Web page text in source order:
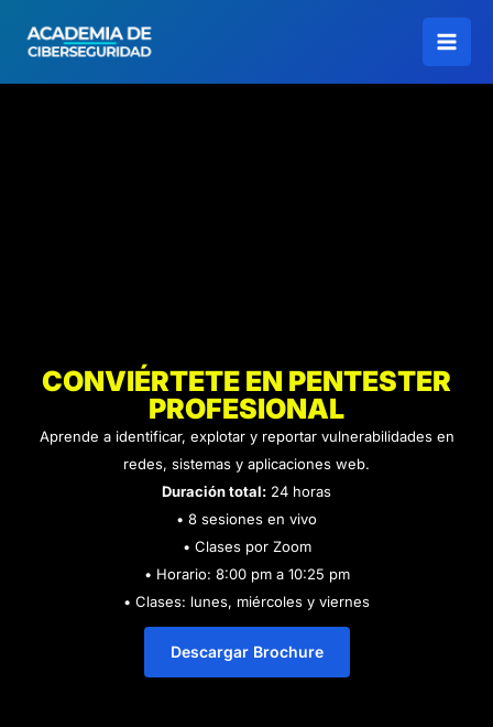
CONVIÉRTETE EN PENTESTER
PROFESIONAL
Aprende a identificar, explotar y reportar vulnerabilidades en
redes, sistemas y aplicaciones web.
Duración total: 24 horas
• 8 sesiones en vivo
• Clases por Zoom
• Horario: 8:00 pm a 10:25 pm
• Clases: lunes, miércoles y viernes
Descargar Brochure